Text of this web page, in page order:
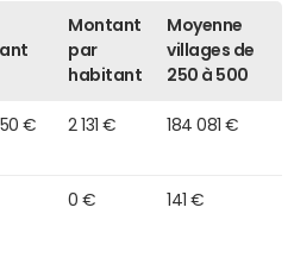
Montant
par
habitant
Moyenne
villages de
250 à 500
€ 2 131 € 184 081 €
0 € 141 €